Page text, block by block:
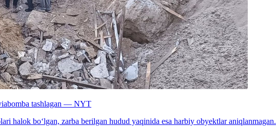
tashlagan — NYT
halok bo‘lgan, zarba berilgan hudud yaqinida esa harbiy obyektlar aniqlanmagan.